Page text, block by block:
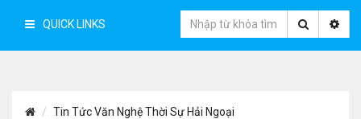
QUICK LINKS
Tin Tức Văn Nghệ Thời Sự Hải Ngoại